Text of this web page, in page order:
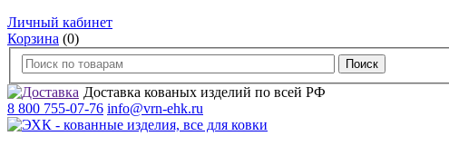
Личный кабинет
Корзина (0)
Доставка кованых изделий по всей РФ
8 800 755-07-76 info@vrn-ehk.ru